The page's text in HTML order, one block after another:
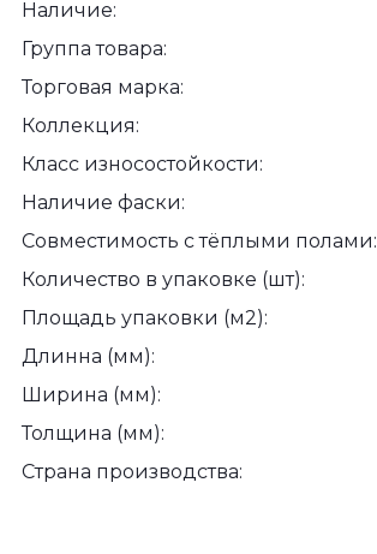
Наличие:
Группа товара:
Торговая марка:
Коллекция:
Класс износостойкости:
Наличие фаски:
Совместимость с тёплыми полами:
Количество в упаковке (шт):
Площадь упаковки (м2):
Длинна (мм):
Ширина (мм):
Толщина (мм):
Страна производства: